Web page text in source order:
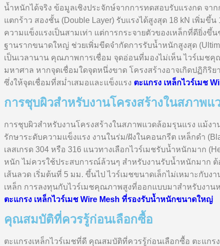
น้ำหนักได้จริง ข้อมูลเชิงประจักษ์จากการทดสอบรับแรงกด จา
แตกร้าว สองชั้น (Double Layer) รับแรงได้สูงสุด 18 kN เพิ่ม
ความแข็งแรงเป็นสามเท่า แต่การกระจายตัวของเหล็กที่ดียิ่งขึ้
ฐานรากขนาดใหญ่ ช่วยเพิ่มขีดจำกัดการรับน้ำหนักสูงสุด
เป็นเวลานาน คุณภาพการเชื่อม จุดอ่อนที่มองไม่เห็น ไวร์เมช
มหาศาล หากจุดเชื่อมใดจุดหนึ่งขาด โครงสร้างอาจเกิดปฏิกิริ
ซึ่งให้จุดเชื่อมที่สม่ำเสมอและแข็งแรง ตะแกรง เหล็กไวร์เมช
การชุบผิวสำหรับงานโครงสร้างในสภาพแ
การชุบผิวสำหรับงานโครงสร้างในสภาพแวดล้อมรุนแรง แม้ง
รักษาระดับความแข็งแรง งานในร่ม/ฝังในคอนกรีต เหล็กดำ
เลสเกรด 304 หรือ 316 แนวทางเลือกไวร์เมชรับน้ำหนักมาก
หนัก ไม่ควรใช้ประสบการณ์ล้วนๆ สำหรับงานรับน้ำหนักมาก ต้
เส้นลวด เริ่มต้นที่ 5 มม. ขึ้นไป ไวร์เมชขนาดเล็กไม่เหมาะกับ
เหล็ก การลงทุนกับไวร์เมชคุณภาพสูงที่ออกแบบมาสำหรับงา
ตะแกรง เหล็กไวร์เมช Wire Mesh ที่รองรับน้ำหนักขนาดใหญ่
คุณสมบัติที่ควรรู้ก่อนเลือกซื้อ
ตะแกรงเหล็กไวร์เมชที่ดี คุณสมบัติที่ควรรู้ก่อนเลือกซื้อ ตะแกร